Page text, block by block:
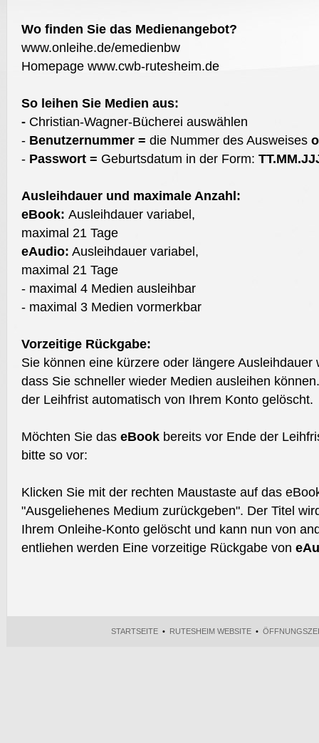
Wo finden Sie das Medienangebot?
www.onleihe.de/emedienbw
Homepage www.cwb-rutesheim.de
So leihen Sie Medien aus:
- Christian-Wagner-Bücherei auswählen
- Benutzernummer = die Nummer des Ausweises
- Passwort = Geburtsdatum in der Form:
Ausleihdauer und maximale Anzahl:
eBook: Ausleihdauer variabel,
maximal 21 Tage
eAudio: Ausleihdauer variabel,
maximal 21 Tage
- maximal 4 Medien ausleihbar
- maximal 3 Medien vormerkbar
Vorzeitige Rückgabe:
Sie können eine kürzere oder längere
dass Sie schneller wieder Medien ausleihen
der Leihfrist automatisch von Ihrem Konto gelöscht.
Möchten Sie das eBook bereits vor Ende der
bitte so vor:
Klicken Sie mit der rechten Maustaste auf das
"Ausgeliehenes Medium zurückgeben". Der Titel
Ihrem Onleihe-Konto gelöscht und kann nun von
entliehen werden Eine vorzeitige Rückgabe von
STARTSEITE • RUTESHEIM WEBSITE •